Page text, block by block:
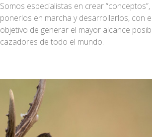
Somos especialistas en crear “conceptos”,
ponerlos en marcha y desarrollarlos, con el
objetivo de generar el mayor alcance
cazadores de todo el mundo.